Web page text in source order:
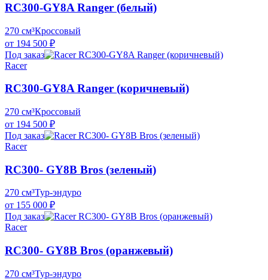
RC300-GY8A Ranger (белый)
270 см³Кроссовый
от 194 500 ₽
Под заказ
Racer
RC300-GY8A Ranger (коричневый)
270 см³Кроссовый
от 194 500 ₽
Под заказ
Racer
RC300- GY8B Bros (зеленый)
270 см³Тур-эндуро
от 155 000 ₽
Под заказ
Racer
RC300- GY8B Bros (оранжевый)
270 см³Тур-эндуро